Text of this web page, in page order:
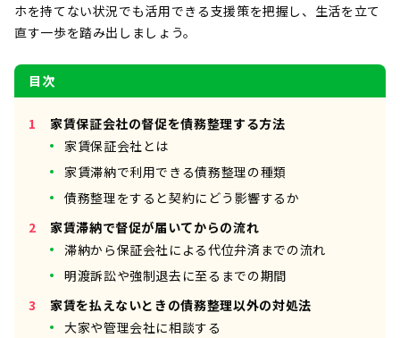
ホを持てない状況でも活用できる支援策を把握し、生活を立て
直す一歩を踏み出しましょう。
目次
家賃保証会社の督促を債務整理する方法
家賃保証会社とは
家賃滞納で利用できる債務整理の種類
債務整理をすると契約にどう影響するか
家賃滞納で督促が届いてからの流れ
滞納から保証会社による代位弁済までの流れ
明渡訴訟や強制退去に至るまでの期間
家賃を払えないときの債務整理以外の対処法
大家や管理会社に相談する